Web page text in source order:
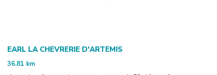
EARL LA CHEVRERIE D'ARTEMIS
36.81 km